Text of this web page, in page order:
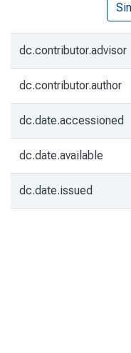
dc.contributor.advisor
dc.contributor.author
dc.date.accessioned
dc.date.available
dc.date.issued